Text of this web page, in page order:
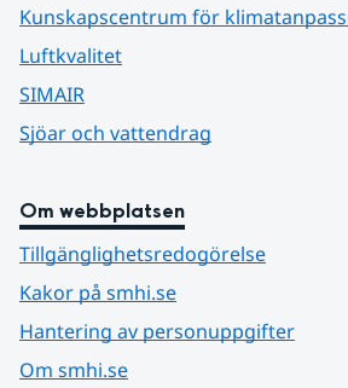
Kunskapscentrum för
Luftkvalitet
SIMAIR
Sjöar och vattendrag
Om webbplatsen
Tillgänglighetsredogörelse
Kakor på smhi.se
Hantering av personuppgifter
Om smhi.se